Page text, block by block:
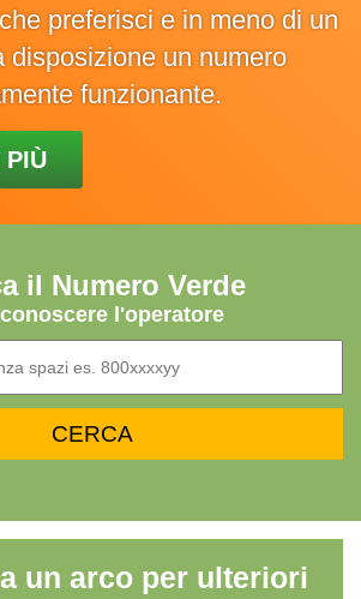
preferisci e in meno di un
disposizione un numero
funzionante.
PIÙ
il Numero Verde
l'operatore
un arco per ulteriori